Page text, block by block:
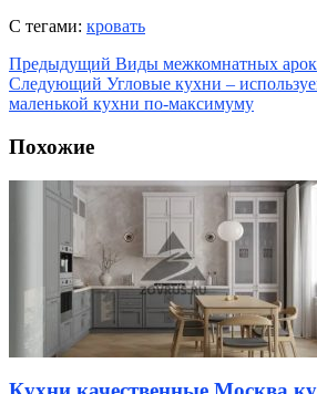
С тегами: кровать
Предыдущий Виды межкомнатных арок
Следующий Угловые кухни –
маленькой кухни по-максимуму
Похожие